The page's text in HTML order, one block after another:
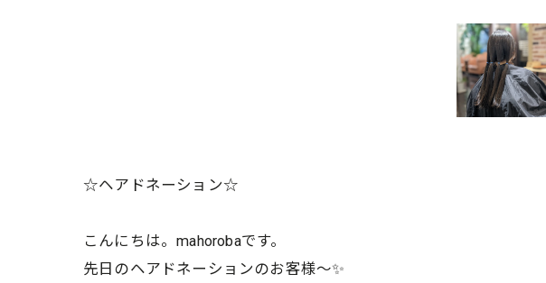
☆ヘアドネーション☆
こんにちは。mahorobaです。
先日のヘアドネーションのお客様〜✨